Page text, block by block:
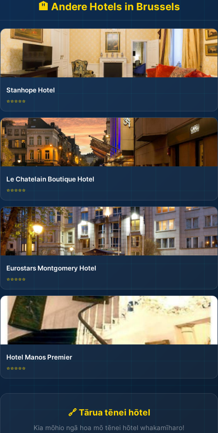
🏨 Andere Hotels in Brussels
Stanhope Hotel
⭐⭐⭐⭐⭐
Le Chatelain Boutique Hotel
⭐⭐⭐⭐⭐
Eurostars Montgomery Hotel
⭐⭐⭐⭐⭐
Hotel Manos Premier
⭐⭐⭐⭐⭐
🔗 Tārua tēnei hōtel
Kia mōhio ngā hoa mō tēnei hōtel whakamīharo!